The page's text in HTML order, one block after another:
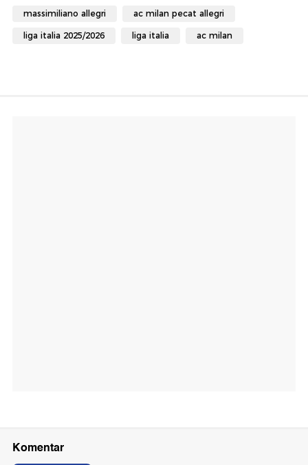
massimiliano allegri ac milan pecat allegri
liga italia 2025/2026 liga italia ac milan
Komentar